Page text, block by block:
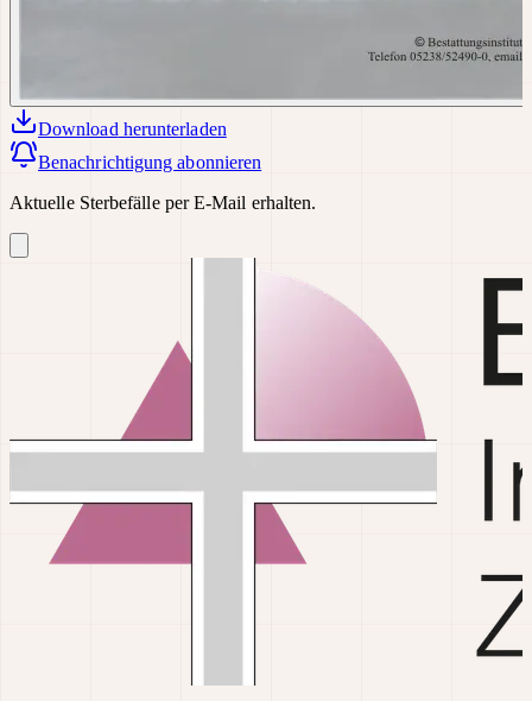
Download herunterladen
Benachrichtigung abonnieren
Aktuelle Sterbefälle per E-Mail erhalten.